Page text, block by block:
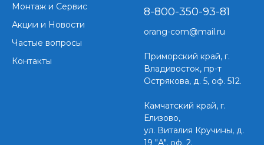
Монтаж и Сервис
Акции и Новости
Частые вопросы
Контакты
8-800-350-93-81
orang-com@mail.ru
Приморский край, г.
Владивосток, пр-т
Острякова, д. 5, оф. 512.
Камчатский край, г.
Елизово,
ул. Виталия Кручины, д.
19 "А", оф. 2.